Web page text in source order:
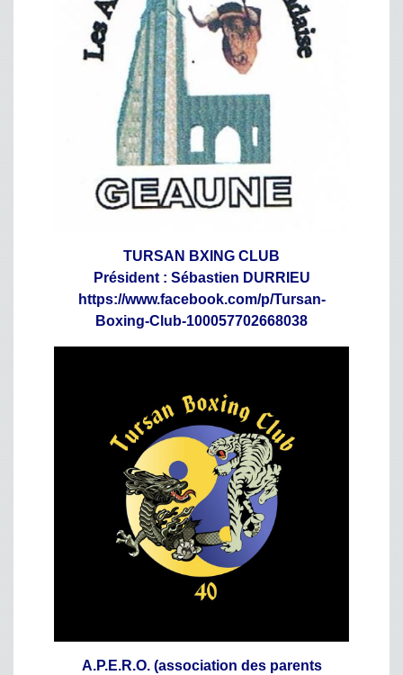
TURSAN BXING CLUB
Président : Sébastien DURRIEU
https://www.facebook.com/p/Tursan-
Boxing-Club-100057702668038
A.P.E.R.O. (association des parents